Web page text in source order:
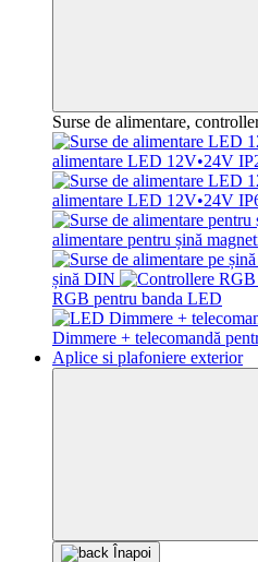
Surse de alimentare,
alimentare LED 12V•24V
alimentare LED 12V•24V
alimentare pentru șină
șină DIN
RGB pentru banda LED
Dimmere + telecomandă
Aplice si plafoniere exterior
Înapoi